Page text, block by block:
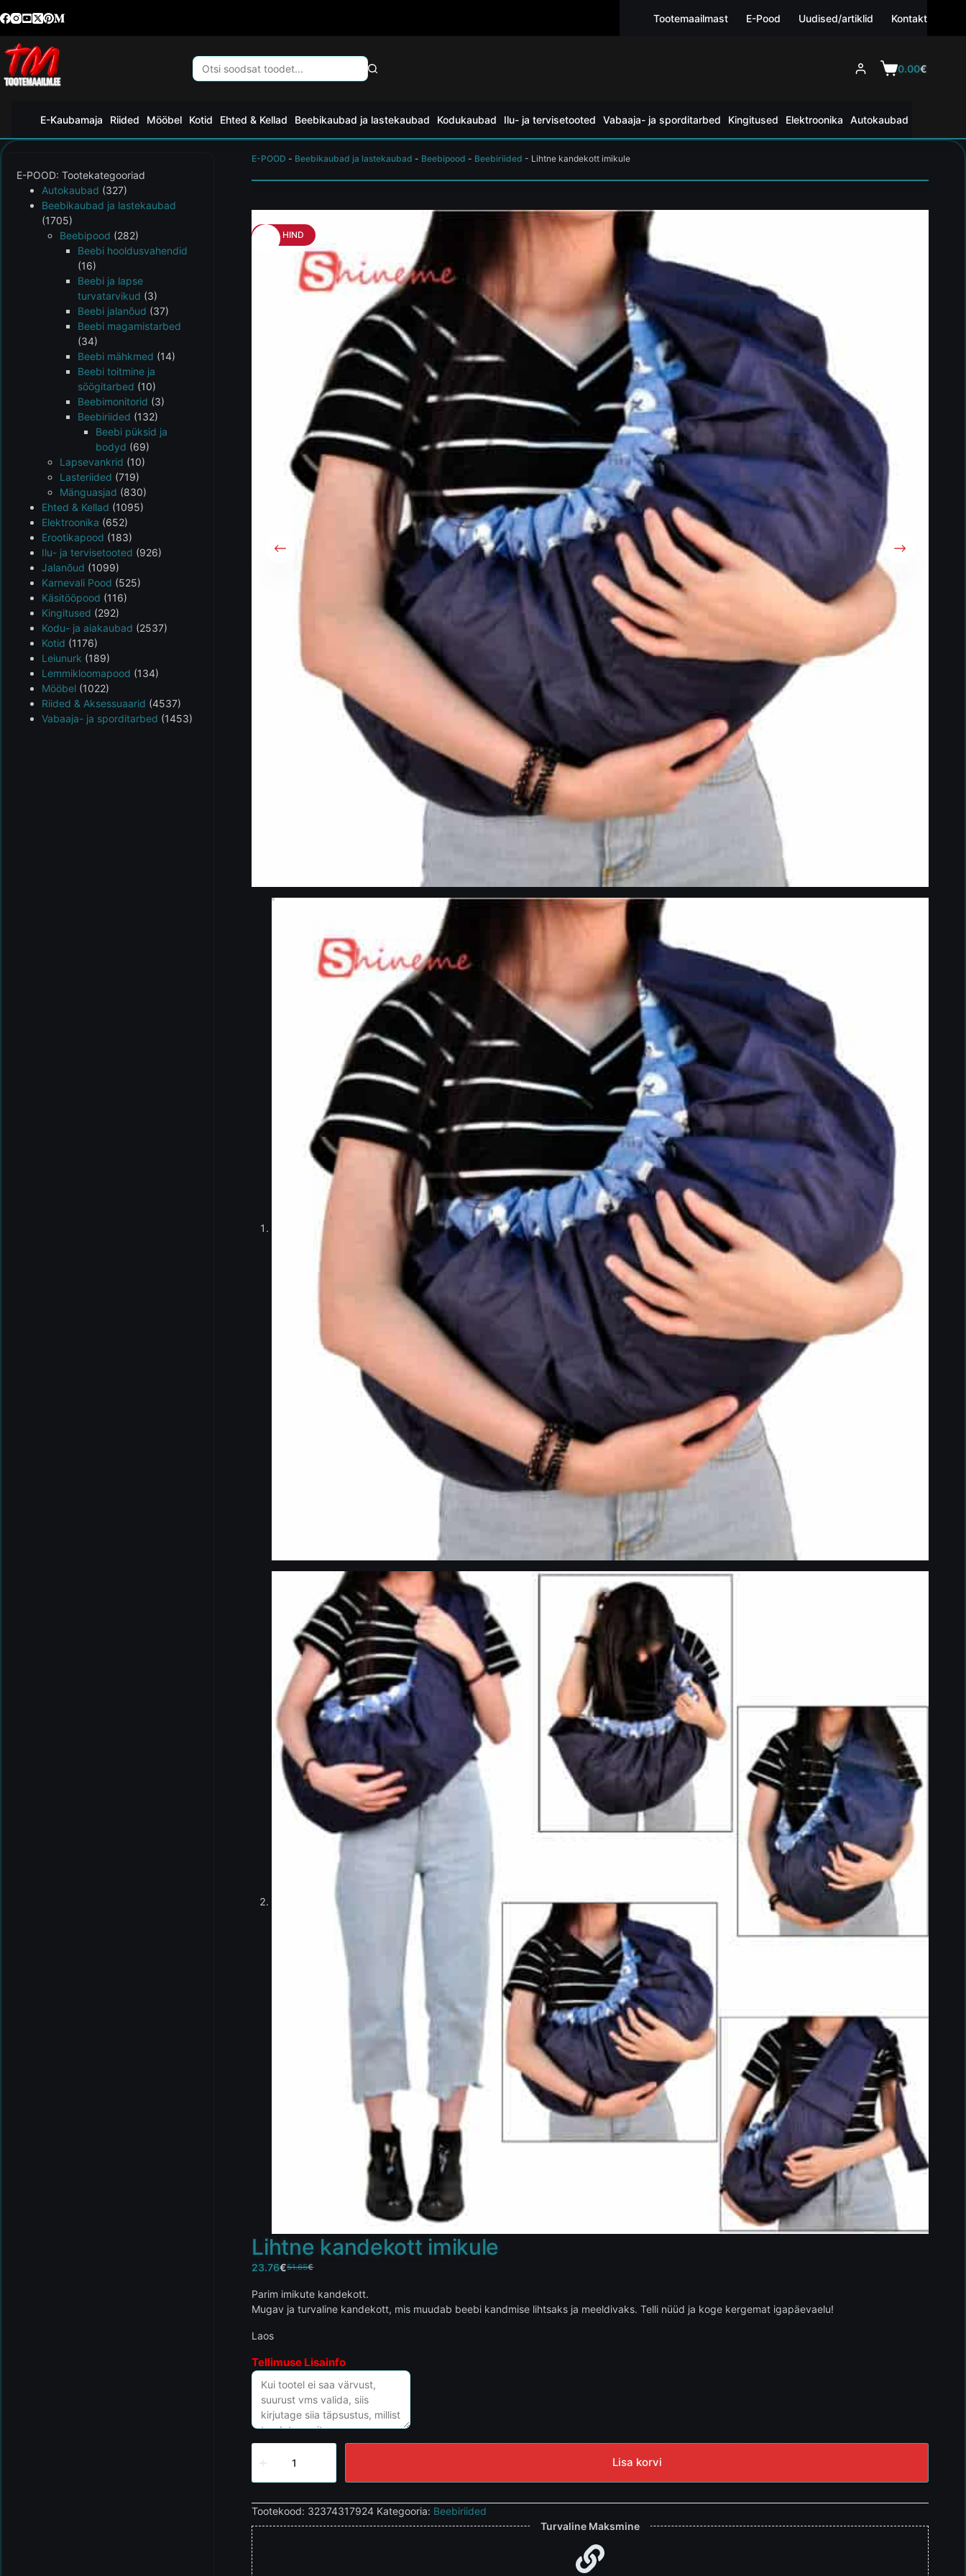
Tootemaailmast E-Pood Uudised/artiklid Kontakt
0.00€
E-Kaubamaja Riided Mööbel Kotid Ehted & Kellad Beebikaubad ja lastekaubad Kodukaubad Ilu- ja tervisetooted Vabaaja- ja sporditarbed Kingitused Elektroonika Autokaubad
E-POOD - Beebikaubad ja lastekaubad - Beebipood - Beebiriided - Lihtne kandekott imikule
HEA HIND
Lihtne kandekott imikule
51.65€
23.76€
Parim imikute kandekott.
Mugav ja turvaline kandekott, mis muudab beebi kandmise lihtsaks ja meeldivaks. Telli nüüd ja koge kergemat igapäevaelu!
Laos
Tellimuse Lisainfo
Lisa korvi
Tootekood: 32374317924 Kategooria: Beebiriided
Turvaline Maksmine
E-POOD: Tootekategooriad
Autokaubad (327)
Beebikaubad ja lastekaubad
(1705)
Beebipood (282)
Beebi hooldusvahendid
(16)
Beebi ja lapse
turvatarvikud (3)
Beebi jalanõud (37)
Beebi magamistarbed
(34)
Beebi mähkmed (14)
Beebi toitmine ja
söögitarbed (10)
Beebimonitorid (3)
Beebiriided (132)
Beebi püksid ja
bodyd (69)
Lapsevankrid (10)
Lasteriided (719)
Mänguasjad (830)
Ehted & Kellad (1095)
Elektroonika (652)
Erootikapood (183)
Ilu- ja tervisetooted (926)
Jalanõud (1099)
Karnevali Pood (525)
Käsitööpood (116)
Kingitused (292)
Kodu- ja aiakaubad (2537)
Kotid (1176)
Leiunurk (189)
Lemmikloomapood (134)
Mööbel (1022)
Riided & Aksessuaarid (4537)
Vabaaja- ja sporditarbed (1453)